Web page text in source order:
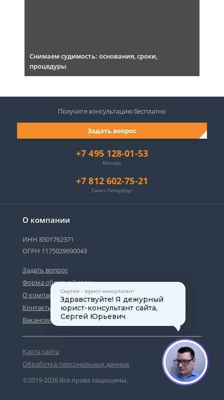
Снимаем судимость: основания, сроки,
процедуры
О компании
ИНН 8501762371
ОГРН 1175029690043
Задать вопрос
Форма обратной связи
О компании
Контакты
Вакансии
©2019-2026 Все права защищены.
Карта сайта
Обработка персональных данных
+7 495 128-01-53
Москва
+7 812 602-75-21
Санкт-Петербург
Задать вопрос
Получите консультациюбесплатно
1
Сергей - юрист-консультант
Здравствуйте! Я дежурный
юрист-консультант сайта,
Сергей Юрьевич